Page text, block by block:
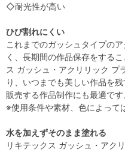
◇耐光性が高い
ひび割れにくい
これまでのガッシュタイプの
く、長期間の作品保存をする
ス ガッシュ・アクリリック プ
り、いつまでも美しい作品を
販売する作品制作にも最適です
※使用条件や素材、色によって
水を加えずそのまま塗れる
リキテックス ガッシュ・アク